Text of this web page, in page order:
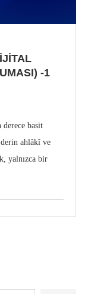
-1
basit
ahlâkî ve
yalnızca bir